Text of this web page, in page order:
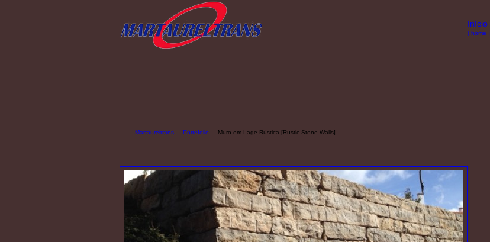
Início
[ home ]
Martaureltrans Portefolio Muro em Lage Rústica [Rustic Stone Walls]